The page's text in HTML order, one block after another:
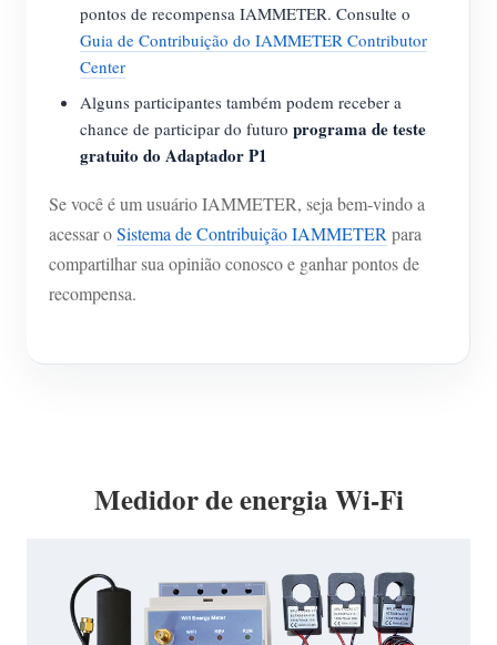
pontos de recompensa IAMMETER. Consulte o
Guia de Contribuição do IAMMETER Contributor
Center
Alguns participantes também podem receber a
chance de participar do futuro programa de teste
gratuito do Adaptador P1
Se você é um usuário IAMMETER, seja bem-vindo a
acessar oSistema de Contribuição IAMMETERpara
compartilhar sua opinião conosco e ganhar pontos de
recompensa.
Medidor de energia Wi-Fi